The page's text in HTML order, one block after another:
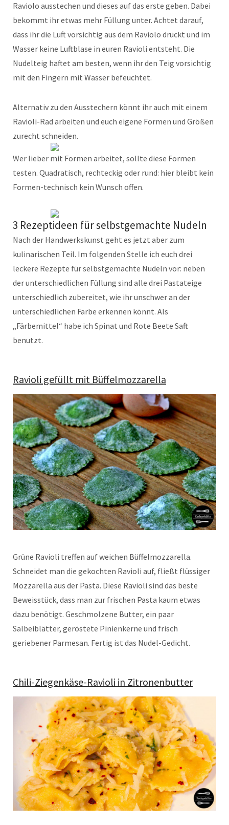
Raviolo ausstechen und dieses auf das erste geben. Dabei
bekommt ihr etwas mehr Füllung unter. Achtet darauf,
dass ihr die Luft vorsichtig aus dem Raviolo drückt und im
Wasser keine Luftblase in euren Ravioli entsteht. Die
Nudelteig haftet am besten, wenn ihr den Teig vorsichtig
mit den Fingern mit Wasser befeuchtet.
Alternativ zu den Ausstechern könnt ihr auch mit einem
Ravioli-Rad arbeiten und euch eigene Formen und Größen
zurecht schneiden.
Wer lieber mit Formen arbeitet, sollte diese Formen
testen. Quadratisch, rechteckig oder rund: hier bleibt kein
Formen-technisch kein Wunsch offen.
3 Rezeptideen für selbstgemachte Nudeln
Nach der Handwerkskunst geht es jetzt aber zum
kulinarischen Teil. Im folgenden Stelle ich euch drei
leckere Rezepte für selbstgemachte Nudeln vor: neben
der unterschiedlichen Füllung sind alle drei Pastateige
unterschiedlich zubereitet, wie ihr unschwer an der
unterschiedlichen Farbe erkennen könnt. Als
„Färbemittel“ habe ich Spinat und Rote Beete Saft
benutzt.
Ravioli gefüllt mit Büffelmozzarella
Grüne Ravioli treffen auf weichen Büffelmozzarella.
Schneidet man die gekochten Ravioli auf, fließt flüssiger
Mozzarella aus der Pasta. Diese Ravioli sind das beste
Beweisstück, dass man zur frischen Pasta kaum etwas
dazu benötigt. Geschmolzene Butter, ein paar
Salbeiblätter, geröstete Pinienkerne und frisch
geriebener Parmesan. Fertig ist das Nudel-Gedicht.
Chili-Ziegenkäse-Ravioli in Zitronenbutter